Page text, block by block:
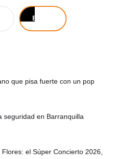
Buscar
que pisa fuerte con un pop
seguridad en Barranquilla
el Súper Concierto 2026,